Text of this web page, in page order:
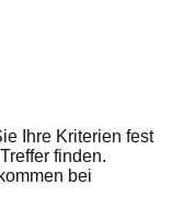
Ihre Kriterien fest
finden.
bei